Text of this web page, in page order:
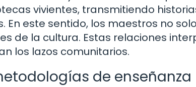
vivientes, transmitiendo
En este sentido, los maestros no
de la cultura. Estas relaciones
los lazos comunitarios.
de enseñanza